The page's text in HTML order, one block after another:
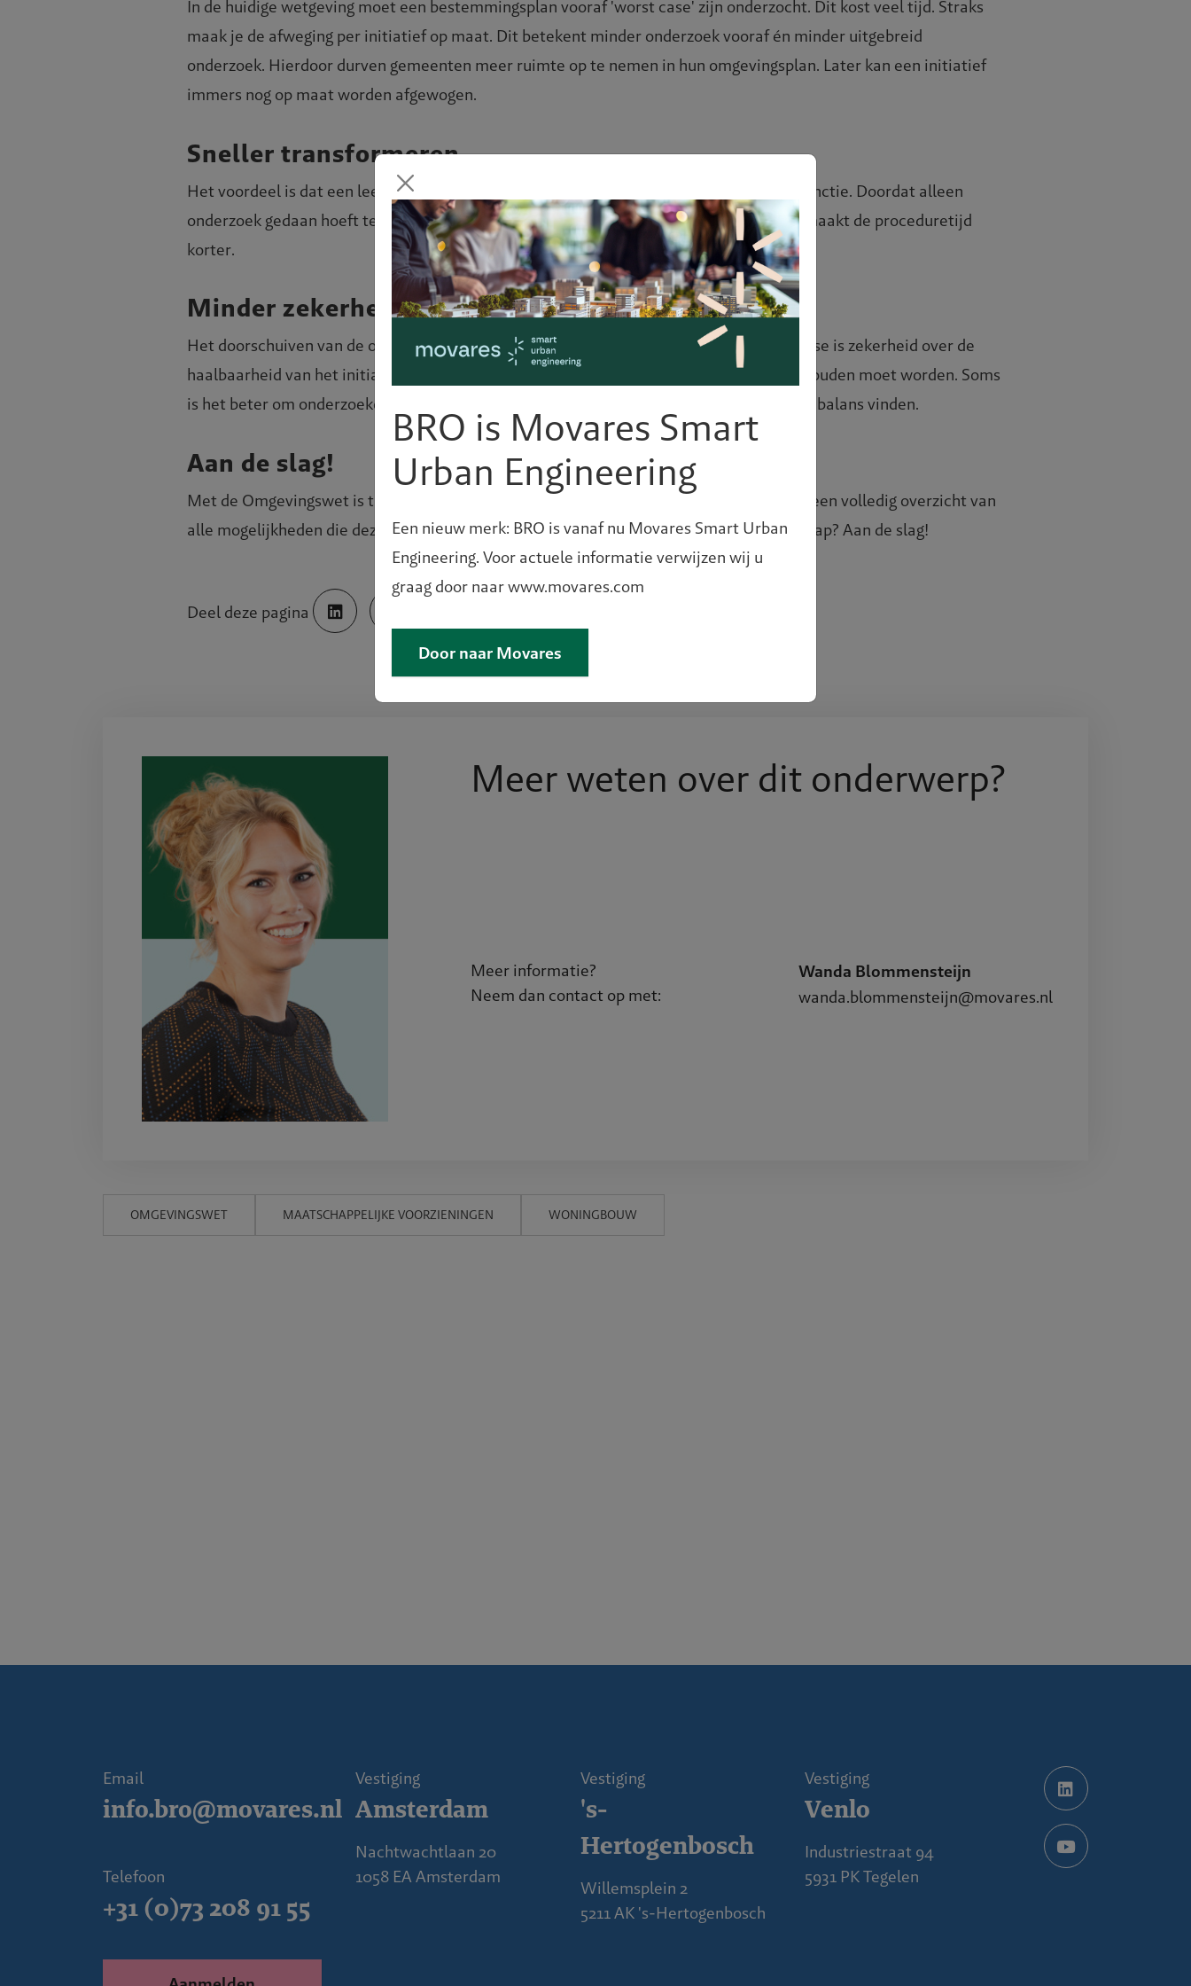
stad
In de huidige wetgeving moet een bestemmingsplan vooraf 'worst case' zijn onderzocht. Dit kost veel tijd. Straks
maak je de afweging per initiatief op maat. Dit betekent minder onderzoek vooraf én minder uitgebreid
onderzoek. Hierdoor durven gemeenten meer ruimte op te nemen in hun omgevingsplan. Later kan een initiatief
immers nog op maat worden afgewogen.
Sneller transformeren
Het voordeel is dat een leegstaand pand sneller ingevuld kan worden met een andere functie. Doordat alleen
onderzoek gedaan hoeft te worden voor dit ene pand. En niet voor een heel gebied. Dit maakt de proceduretijd
korter.
Minder zekerheid
Het doorschuiven van de onderzoekslast heeft ook een keerzijde. Pas in de vergunningfase is zekerheid over de
haalbaarheid van het initiatief. Een risico waarmee in de planontwikkeling rekening gehouden moet worden. Soms
is het beter om onderzoeken wel eerder uit te voeren. Samen kunnen we hierin de juiste balans vinden.
Aan de slag!
Met de Omgevingswet is transformatie van panden juridisch gezien makkelijker. Wilt u een volledig overzicht van
alle mogelijkheden die deze wet biedt? Neem dan contact met ons op. En de volgende stap? Aan de slag!
Deel deze pagina
Meer weten over dit onderwerp?
Meer informatie?
Neem dan contact op met:
Wanda Blommensteijn
wanda.blommensteijn@movares.nl
OMGEVINGSWET MAATSCHAPPELIJKE VOORZIENINGEN WONINGBOUW
Email
info.bro@movares.nl
Telefoon
+31 (0)73 208 91 55
Vestiging
Amsterdam
Nachtwachtlaan 20
1058 EA Amsterdam
Vestiging
's-
Hertogenbosch
Willemsplein 2
5211 AK 's-Hertogenbosch
Vestiging
Venlo
Industriestraat 94
5931 PK Tegelen
BRO is Movares Smart
Urban Engineering
Een nieuw merk: BRO is vanaf nu Movares Smart Urban
Engineering. Voor actuele informatie verwijzen wij u
graag door naar www.movares.com
Door naar Movares